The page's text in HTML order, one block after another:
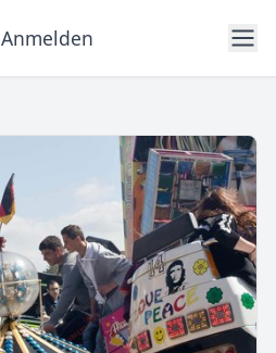
Anmelden